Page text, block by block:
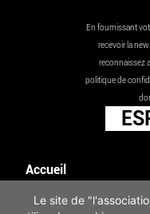
En fournissant
recevoir la
reconnaissez
politique de
Accueil
Les actualités
Le site de